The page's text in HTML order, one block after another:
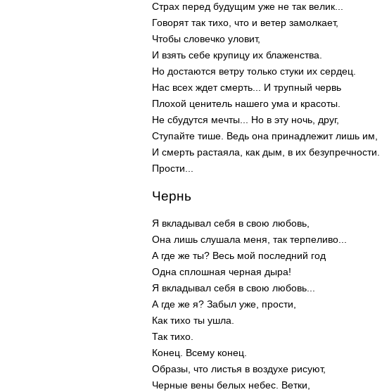
Страх перед будущим уже не так велик...
Говорят так тихо, что и ветер замолкает,
Чтобы словечко уловит,
И взять себе крупицу их блаженства.
Но достаются ветру только стуки их сердец.
Нас всех ждет смерть... И трупный червь
Плохой ценитель нашего ума и красоты.
Не сбудутся мечты... Но в эту ночь, друг,
Ступайте тише. Ведь она принадлежит лишь им,
И смерть растаяла, как дым, в их безупречности.
Прости...
Чернь
Я вкладывал себя в свою любовь,
Она лишь слушала меня, так терпеливо...
А где же ты? Весь мой последний год
Одна сплошная черная дыра!
Я вкладывал себя в свою любовь...
А где же я? Забыл уже, прости,
Как тихо ты ушла.
Так тихо.
Конец. Всему конец.
Образы, что листья в воздухе рисуют,
Черные вены белых небес. Ветки,